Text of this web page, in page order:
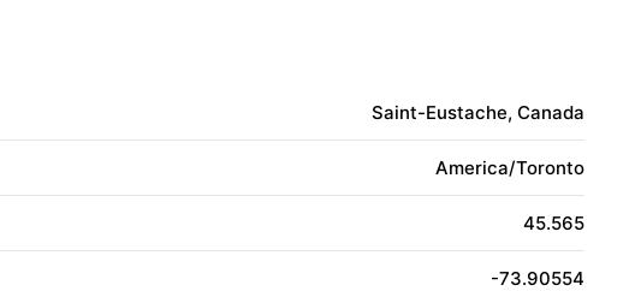
Saint-Eustache, Canada
America/Toronto
45.565
-73.90554